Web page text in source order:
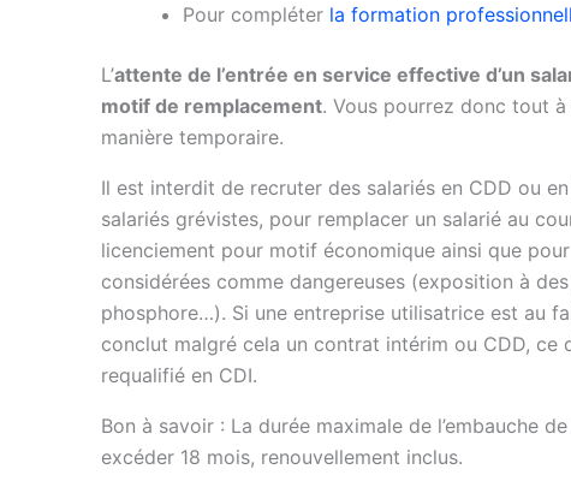
Pour compléter la formation
L’attente de l’entrée en service effective d’un
motif de remplacement. Vous pourrez donc tout
manière temporaire.
Il est interdit de recruter des salariés en CDD ou
salariés grévistes, pour remplacer un salarié au
licenciement pour motif économique ainsi que
considérées comme dangereuses (exposition à
phosphore…). Si une entreprise utilisatrice est au
conclut malgré cela un contrat intérim ou CDD, ce
requalifié en CDI.
Bon à savoir : La durée maximale de l’embauche
excéder 18 mois, renouvellement inclus.